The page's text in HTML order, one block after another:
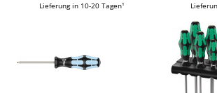
Lieferung in 10-20 Tagen¹